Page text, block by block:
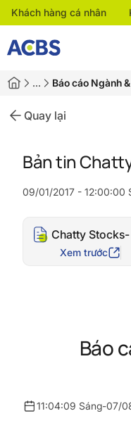
Khách hàng cá nhân
… Báo cáo Ngành
Quay lại
Bản tin
09/01/2017 - 12:00:00
Chatty
Xem trước
Báo
11:04:09 Sáng-07/